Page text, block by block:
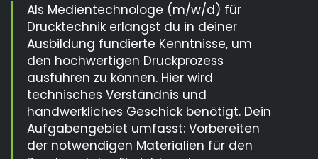
Als Medientechnologe (m/w/d) für
Drucktechnik erlangst du in deiner
Ausbildung fundierte Kenntnisse, um
den hochwertigen Druckprozess
ausführen zu können. Hier wird
technisches Verständnis und
handwerkliches Geschick benötigt. Dein
Aufgabengebiet umfasst: Vorbereiten
der notwendigen Materialien für den